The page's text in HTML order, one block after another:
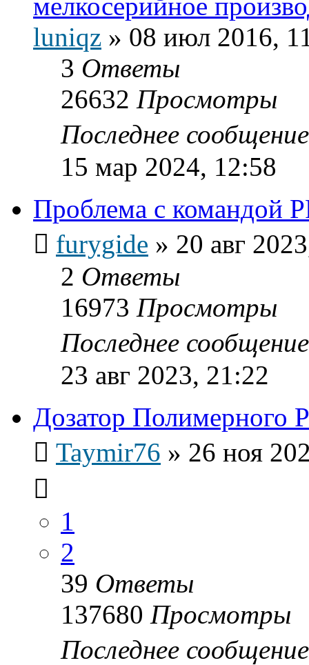
luniqz » 08 июл 2016,
3 Ответы
26632 Просмотры
Последнее
15 мар 2024, 12:58
Проблема с командой
furygide » 20 авг
2 Ответы
16973 Просмотры
Последнее
23 авг 2023, 21:22
Дозатор Полимерного
Taymir76 » 26 ноя
1
2
39 Ответы
137680 Просмотры
Последнее